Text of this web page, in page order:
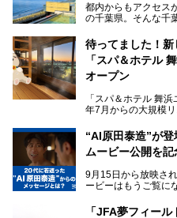
都内からもアクセス
の千葉県。そんな千
「サウナでしっかり
常を味わいたい」
い」。
そんな多様なニーズ
の目的に合った施設
さらに最近では、24
や、テレワーク・コ
るスパも増えており
本記事では、人気ス
スペースや休憩スペ
向けの施設など、目
待ってました！
「スパ＆ホテル
オープン
「スパ＆ホテル 舞
年7月からの大規模
新設エリアや生まれ
ャラクター「ユーラ
───
提供元：SPA＆
です。
“AI原田泰造”が
ムービー公開を
9月15日から放映さ
ービーはもうご覧に
伝えるムービーです
「JFA夢フィー